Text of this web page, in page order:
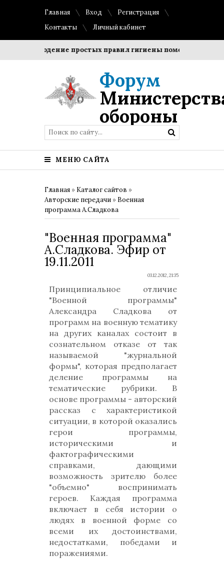
Главная Вход
Регистрация
Контакты
Личный кабинет
Соблюдение простых правил гигиены помогает
Форум
обороны
МЕНЮ САЙТА
Главная » Каталог сайтов »
Авторские передачи » Военная
программа А.Сладкова
"Военная программа"
А.Сладкова. Эфир от
19.11.2011
03.12.2012, 21:35
Принципиальное отличие
"Военной программы"
Александра Сладкова от
программ на военную тематику
на других каналах состоит в
сознательном отказе от так
называемой "журнальной
формы", которая предполагает
деление программы на
тематические рубрики. В
основе программы - авторский
рассказ с характеристикой
ситуации, в которой оказались
герои программы,
историческими и
фактографическими
справками, дающими
возможность зрителю более
"объемно" воспринимать
героев. Каждая программа
включает в себя истории о
людях в военной форме со
всеми их достоинствами,
недостатками, победами и
поражениями.